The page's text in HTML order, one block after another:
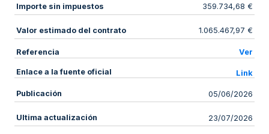
Importe sin impuestos 359.734,68 €
Valor estimado del contrato 1.065.467,97 €
Referencia Ver
Enlace a la fuente oficial Link
Publicación 05/06/2026
Ultima actualización 23/07/2026